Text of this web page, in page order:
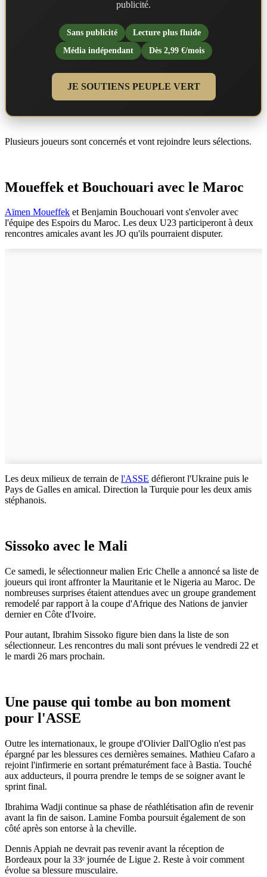
publicité.
Sans publicité
Lecture plus fluide
Média indépendant
Dès 2,99 €/mois
JE SOUTIENS PEUPLE VERT
Plusieurs joueurs sont concernés et vont rejoindre leurs sélections.
Moueffek et Bouchouari avec le Maroc
Aïmen Moueffek et Benjamin Bouchouari vont s'envoler avec
l'équipe des Espoirs du Maroc. Les deux U23 participeront à deux
rencontres amicales avant les JO qu'ils pourraient disputer.
Les deux milieux de terrain de l'ASSE défieront l'Ukraine puis le
Pays de Galles en amical. Direction la Turquie pour les deux amis
stéphanois.
Sissoko avec le Mali
Ce samedi, le sélectionneur malien Eric Chelle a annoncé sa liste de
joueurs qui iront affronter la Mauritanie et le Nigeria au Maroc. De
nombreuses surprises étaient attendues avec un groupe grandement
remodelé par rapport à la coupe d'Afrique des Nations de janvier
dernier en Côte d'Ivoire.
Pour autant, Ibrahim Sissoko figure bien dans la liste de son
sélectionneur. Les rencontres du mali sont prévues le vendredi 22 et
le mardi 26 mars prochain.
Une pause qui tombe au bon moment
pour l'ASSE
Outre les internationaux, le groupe d'Olivier Dall'Oglio n'est pas
épargné par les blessures ces dernières semaines. Mathieu Cafaro a
rejoint l'infirmerie en sortant prématurément face à Bastia. Touché
aux adducteurs, il pourra prendre le temps de se soigner avant le
sprint final.
Ibrahima Wadji continue sa phase de réathlétisation afin de revenir
avant la fin de saison. Lamine Fomba poursuit également de son
côté après son entorse à la cheville.
Dennis Appiah ne devrait pas revenir avant la réception de
Bordeaux pour la 33ᵉ journée de Ligue 2. Reste à voir comment
évolue sa blessure musculaire.